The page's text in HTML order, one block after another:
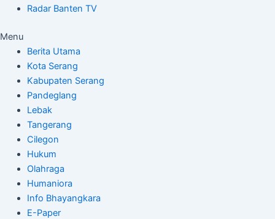
Radar Banten TV
Menu
Berita Utama
Kota Serang
Kabupaten Serang
Pandeglang
Lebak
Tangerang
Cilegon
Hukum
Olahraga
Humaniora
Info Bhayangkara
E-Paper